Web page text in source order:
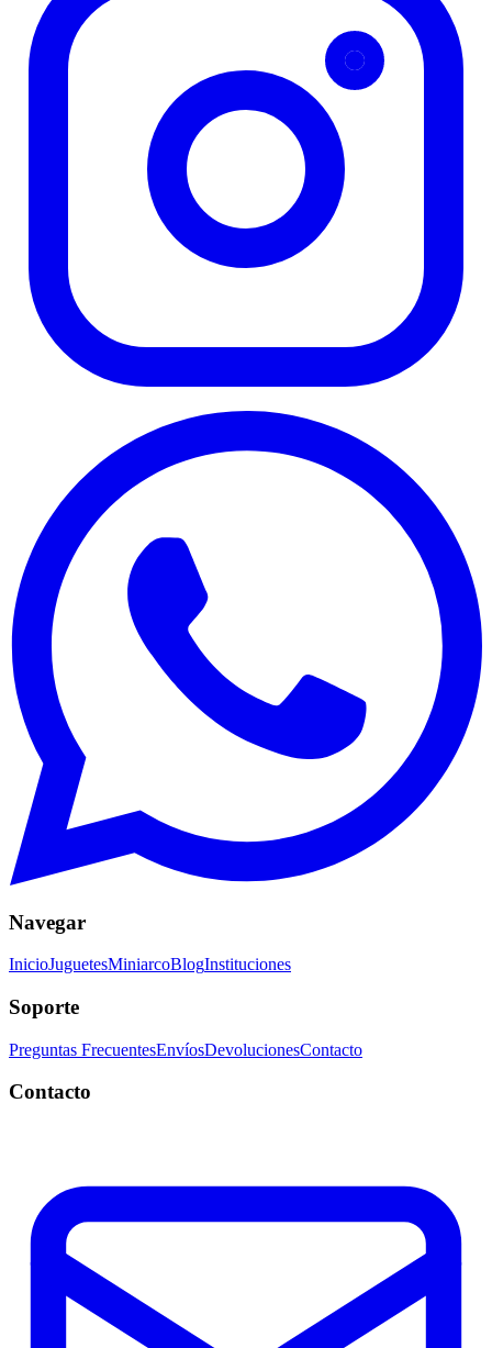
Navegar
InicioJuguetesMiniarcoBlogInstituciones
Soporte
Preguntas FrecuentesEnvíosDevolucionesContacto
Contacto